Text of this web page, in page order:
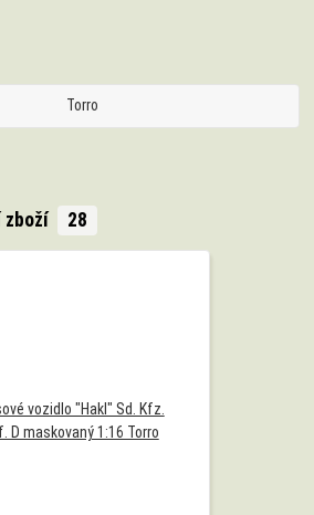
Torro
zboží 28